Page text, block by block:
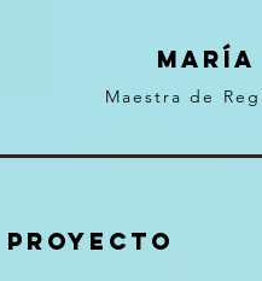
MARÍA
Maestra de